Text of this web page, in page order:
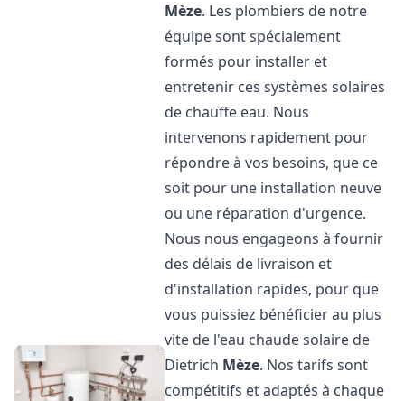
Mèze. Les plombiers de notre
équipe sont spécialement
formés pour installer et
entretenir ces systèmes solaires
de chauffe eau. Nous
intervenons rapidement pour
répondre à vos besoins, que ce
soit pour une installation neuve
ou une réparation d'urgence.
Nous nous engageons à fournir
des délais de livraison et
d'installation rapides, pour que
vous puissiez bénéficier au plus
vite de l'eau chaude solaire de
Dietrich Mèze. Nos tarifs sont
compétitifs et adaptés à chaque